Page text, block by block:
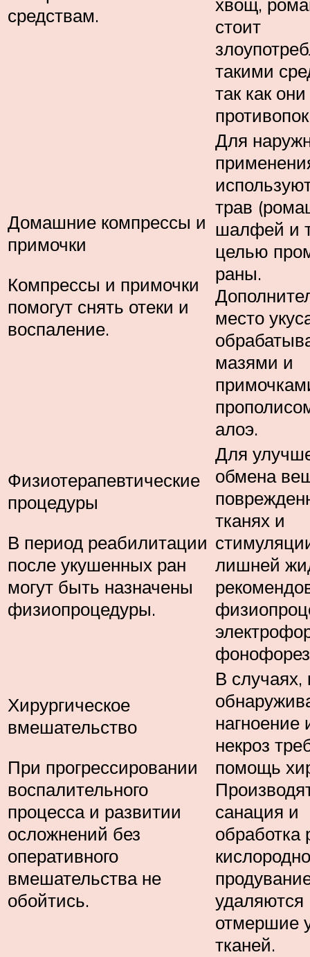
средствам.
хвощ,
стоит
такими
так как
Домашние компрессы и
примочки
Компрессы и примочки
помогут снять отеки и
воспаление.
Для
трав
шалфей и
целью
раны.
место
мазями и
алоэ.
Физиотерапевтические
процедуры
В период реабилитации
после укушенных ран
могут быть назначены
физиопроцедуры.
Для
обмена
тканях и
лишней
Хирургическое
вмешательство
При прогрессировании
воспалительного
процесса и развитии
осложнений без
оперативного
вмешательства не
обойтись.
В случаях,
нагноение
некроз
помощь
санация и
обработка
удаляются
отмершие
тканей.